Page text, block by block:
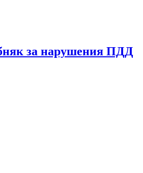
за нарушения ПДД